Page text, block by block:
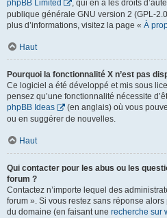
phpBB Limited
, qui en a les droits
publique générale GNU version 2 (GPL-
plus d’informations, visitez la page « À
Haut
Pourquoi la fonctionnalité X n’est pas
Ce logiciel a été développé et mis sous
pensez qu’une fonctionnalité nécessite
phpBB Ideas
(en anglais) où vous
ou en suggérer de nouvelles.
Haut
Qui contacter pour les abus ou les
forum ?
Contactez n’importe lequel des
forum ». Si vous restez sans réponse
du domaine (en faisant une recherche sur